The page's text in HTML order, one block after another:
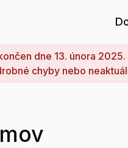
dne 13. února 2025.
chyby nebo